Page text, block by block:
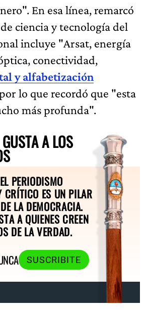
En esa línea, remarcó
ciencia y tecnología del
incluye "Arsat, energía
conectividad,
y alfabetización
lo que recordó que "esta
más profunda".
A LOS
PERIODISMO
CRÍTICO ES UN PILAR
LA DEMOCRACIA.
A QUIENES CREEN
DE LA VERDAD.
SUSCRIBITE